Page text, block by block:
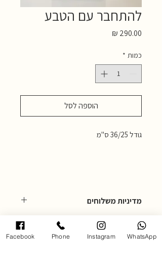
להתחבר עם הטבע
כמות *
הוספה לסל
גודל 36/25 ס"מ
מדיניות משלוחים
המחיר כולל דמי משלוח.
ניתן גם לאסוף עצמאית מהגלרייה ברעננה,
כתובת הגלרייה : אחוזה 102 רעננה, בתאום
Facebook Phone Instagram WhatsApp